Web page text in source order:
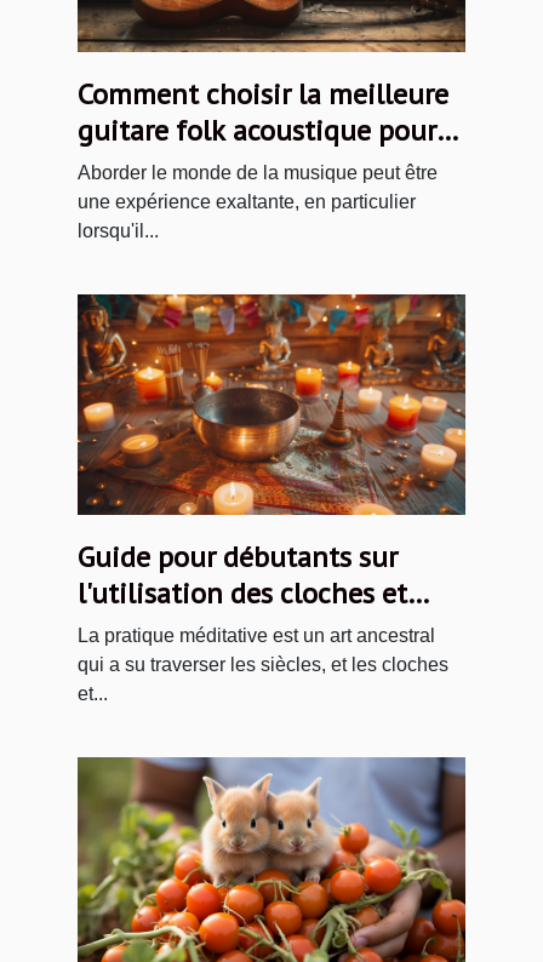
Comment choisir la meilleure
guitare folk acoustique pour
débutants
Aborder le monde de la musique peut être
une expérience exaltante, en particulier
lorsqu'il...
Guide pour débutants sur
l'utilisation des cloches et
dorjés tibétains
La pratique méditative est un art ancestral
qui a su traverser les siècles, et les cloches
et...